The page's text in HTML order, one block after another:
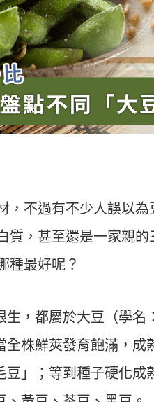
，不過有不少人誤以
質，甚至還是一家親
種最好呢？
生，都屬於大豆（學
全株鮮莢發育飽滿，
豆」；等到種子硬化